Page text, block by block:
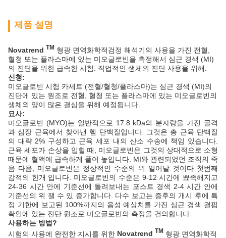
제품 설명
Novatrend TM 형광 면역화학적검정 해석기의 사용을 가진 전혈,
혈청 또는 플라스마에 있는 미오글로빈을 측정해서 심근 경색 (MI)
의 진단을 위한 급속한 시험. 직업적인 생체외 진단 사용을 위해.
신청:
미오글로빈 시험 카세트 (전혈/혈청/플라스마)는 심근 경색 (MI)의
진단에 있는 원조로 전혈, 혈청 또는 플라스마에 있는 미오글로빈의
생체외 양이 많은 결심을 위해 예정됩니다.
묘사:
미오글로빈 (MYO)는 일반적으로 17.8 kDa의 분자량을 가진 골격
과 심장 근육에서 찾아낸 헴 단백질입니다. 그것은 총 근육 단백질
의 대략 2% 구성하고 근육 세포 내의 산소 수송에 책임 있습니다.
근육 세포가 손상을 입힐 때, 미오글로빈은 그것의 상대적으로 소형
때문에 혈액에 급속하게 풀어 놓입니다. MI와 관련되었던 조직의 죽
음 다음, 미오글로빈은 정상적인 수준의 위 일어날 것이다 첫번째
감적의 한개 입니다. 미오글로빈의 수준은 9-12 시간에 뾰족해지고
24-36 시간 안에 기준선에 돌려보내는 포스트 경색 2-4 시간 안에
기준선의 위 잴 수 있 증가합니다. 다수 보고는 증후의 개시 후에 특
정 기한에 보고된 100%까지의 음성 예상치를 가진 심근 경색 결핍
확인에 있는 진단 원조로 미오글로빈의 측정을 건의합니다.
사용하는 방법?
시험의 사용에 완전한 지시를 위한 Novatrend TM 형광 면역화학적